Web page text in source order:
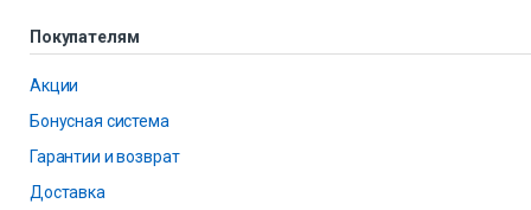
Покупателям
Акции
Бонусная система
Гарантии и возврат
Доставка